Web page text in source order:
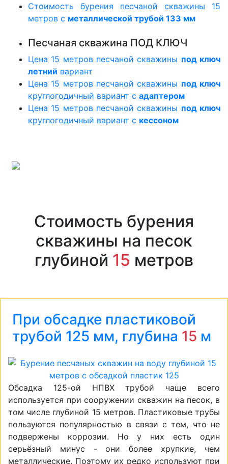
Стоимость бурения песчаной скважины 15
метров с металлической трубой 133 мм
Песчаная скважина ПОД КЛЮЧ
Цена 15 метров песчаной скважины под ключ
летний вариант
Цена 15 метров песчаной скважины под ключ
круглогодичный вариант с адаптером
Цена 15 метров песчаной скважины под ключ
круглогодичный вариант с кессоном
Стоимость бурения
скважины на песок
глубиной 15 метров
При обсадке пластиковой
трубой 125 мм, глубина 15 м
Обсадка 125-ой НПВХ трубой чаще всего
используется при сооружении скважин на песок, в
том числе глубиной 15 метров. Пластиковые трубы
пользуются популярностью в связи с тем, что не
подвержены коррозии. Но у них есть один
серьёзный минус - они более хрупкие, чем
металлические. Поэтому их редко используют при